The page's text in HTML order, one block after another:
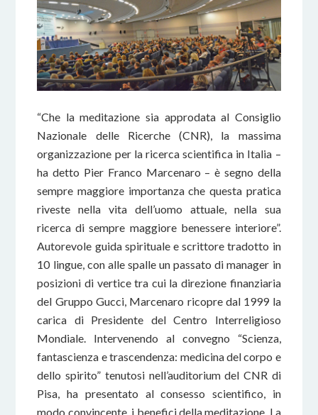
“Che la meditazione sia approdata al Consiglio
Nazionale delle Ricerche (CNR), la massima
organizzazione per la ricerca scientifica in Italia –
ha detto Pier Franco Marcenaro – è segno della
sempre maggiore importanza che questa pratica
riveste nella vita dell’uomo attuale, nella sua
ricerca di sempre maggiore benessere interiore”.
Autorevole guida spirituale e scrittore tradotto in
10 lingue, con alle spalle un passato di manager in
posizioni di vertice tra cui la direzione finanziaria
del Gruppo Gucci, Marcenaro ricopre dal 1999 la
carica di Presidente del Centro Interreligioso
Mondiale. Intervenendo al convegno “Scienza,
fantascienza e trascendenza: medicina del corpo e
dello spirito” tenutosi nell’auditorium del CNR di
Pisa, ha presentato al consesso scientifico, in
modo convincente, i benefici della meditazione. La